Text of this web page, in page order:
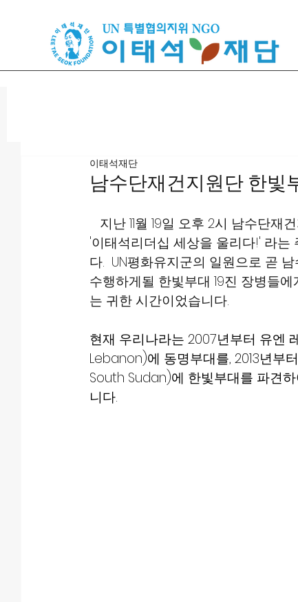
남수단재건지원단 한빛
이태석재단
지난 11월 19일 오후 2시 남수단
'이태석리더십 세상을 울리다!' 라
다.  UN평화유지군의 일원으로 곧
수행하게될 한빛부대 19진 장병들
는 귀한 시간이었습니다.
현재 우리나라는 2007년부터 유엔
Lebanon)에 동명부대를, 2013년부
South Sudan)에 한빛부대를 파견
니다.